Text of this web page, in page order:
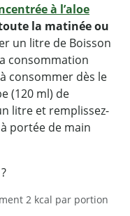
à l’aloe
la matinée ou
un litre de Boisson
consommation
consommer dès le
(120 ml) de
litre et remplissez-
portée de main
2 kcal par portion